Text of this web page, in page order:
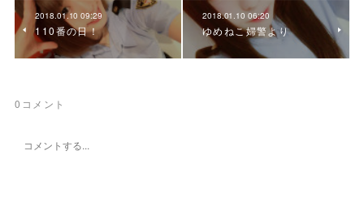
2018.01.10 09:29
110番の日！
2018.01.10 06:20
ゆめねこ婦警より
0 コメント